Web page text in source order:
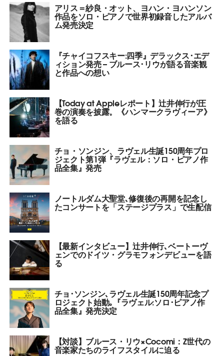
アリス＝紗良・オット、ヨハン・ヨハンソン
作品をソロ・ピアノで世界初録音したアルバ
ム発売決定
『チャイコフスキー:四季』デラックス･エデ
ィション発売 – ブルース･リウが語る音楽観
と作品への想い
【Today at Appleレポート】辻井伸行が圧
巻の演奏を披露。《ハンマークラヴィーア》
を語る
チョ・ソンジン、ラヴェル生誕150周年プロ
ジェクト第1弾『ラヴェル：ソロ・ピアノ作
品全集』発売
ノートルダム大聖堂､修復後の再開を記念し
たコンサートを「ステージプラス」で生配信
【最新インタビュー】辻井伸行､ベートーヴ
ェンでのドイツ・グラモフォンデビューを語
る
チョ･ソンジン､ラヴェル生誕150周年記念プ
ロジェクト始動｡『ラヴェル:ソロ･ピアノ作
品全集』発売決定
【対談】ブルース・リウ×Cocomi：Z世代の
音楽家たちのライフスタイルに迫る